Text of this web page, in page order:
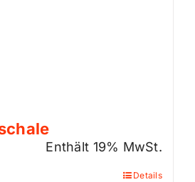
Enthält 19% MwSt.
Details